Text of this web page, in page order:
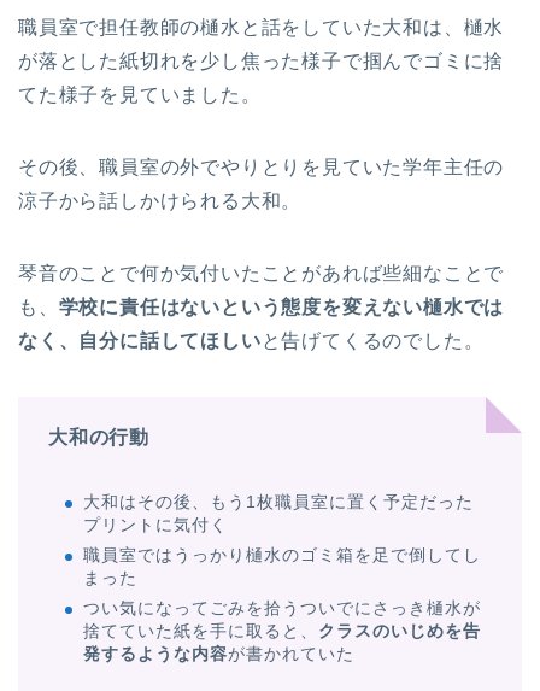
職員室で担任教師の樋水と話をしていた大和は、樋水
が落とした紙切れを少し焦った様子で掴んでゴミに捨
てた様子を見ていました。
その後、職員室の外でやりとりを見ていた学年主任の
涼子から話しかけられる大和。
琴音のことで何か気付いたことがあれば些細なことで
も、 学校に責任はないという態度を変えない樋水では
なく、自分に話してほしいと告げてくるのでした。
大和の行動
大和はその後、もう1枚職員室に置く予定だった
プリントに気付く
職員室ではうっかり樋水のゴミ箱を足で倒してし
まった
つい気になってごみを拾うついでにさっき樋水が
捨てていた紙を手に取ると、 クラスのいじめを告
発するような内容が書かれていた